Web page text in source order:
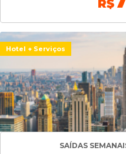
R$
Hotel + Serviços
SAÍDAS